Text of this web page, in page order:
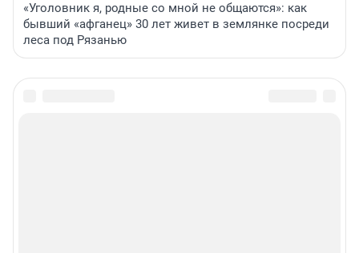
«Уголовник я, родные со мной не общаются»: как
бывший «афганец» 30 лет живет в землянке посреди
леса под Рязанью